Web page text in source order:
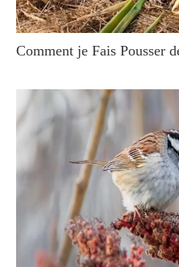
Comment je Fais Pousser